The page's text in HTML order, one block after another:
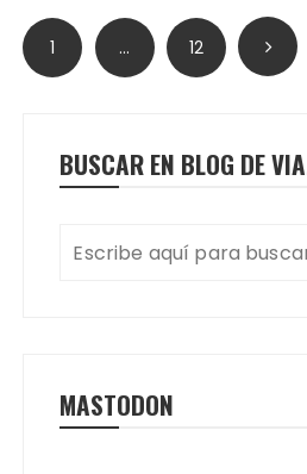
Paginación
de1 … 12
BUSCAR EN BLOG DE
MASTODON